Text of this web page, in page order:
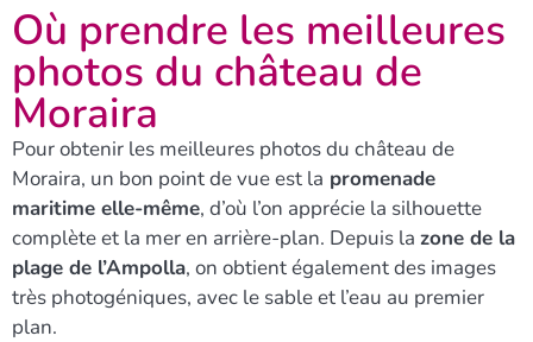
Où prendre les meilleures
photos du château de
Moraira
Pour obtenir les meilleures photos du château de
Moraira, un bon point de vue est la promenade
maritime elle-même, d’où l’on apprécie la silhouette
complète et la mer en arrière-plan. Depuis la zone de la
plage de l’Ampolla, on obtient également des images
très photogéniques, avec le sable et l’eau au premier
plan.